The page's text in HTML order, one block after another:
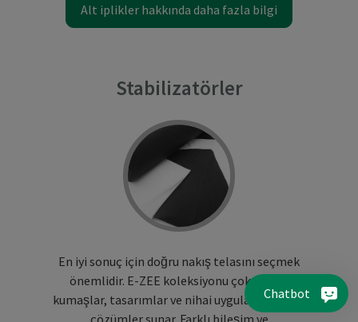
Alt iplikler hakkında daha fazla bilgi
Stabilizatörler
En iyi sonuç için doğru nakış telasını seçmek
önemlidir. E-ZEE koleksiyonu çok çeşitli
kumaşlar, tasarımlar ve nihai uygulamalar için
çözümler sunar. Farklı bileşim ve
Chatbot